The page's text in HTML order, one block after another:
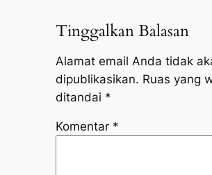
Tinggalkan Balasan
Alamat email Anda tidak
dipublikasikan. Ruas yang
ditandai *
Komentar *